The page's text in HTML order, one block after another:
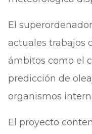
El
actuales trabajos
ámbitos como el
predicción de
organismos
El proyecto